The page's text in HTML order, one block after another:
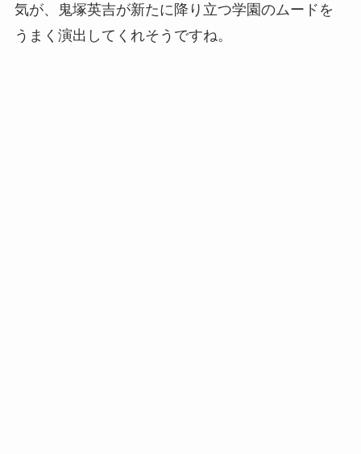
気が、鬼塚英吉が新たに降り立つ学園のムードを
うまく演出してくれそうですね。